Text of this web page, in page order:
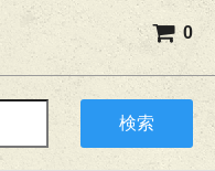
0
検索